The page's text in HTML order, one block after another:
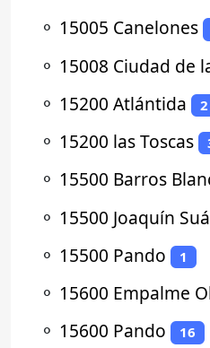
⚬ 15005 Canelones
⚬ 15008 Ciudad de
⚬ 15200 Atlántida 2
⚬ 15200 las Toscas
⚬ 15500 Barros
⚬ 15500 Joaquín
⚬ 15500 Pando 1
⚬ 15600 Empalme
⚬ 15600 Pando 16